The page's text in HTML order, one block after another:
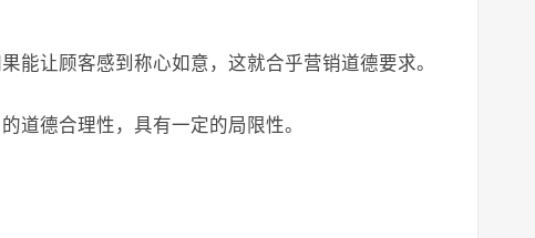
能让顾客感到称心如意，这就合乎营销道德要求。
道德合理性，具有一定的局限性。